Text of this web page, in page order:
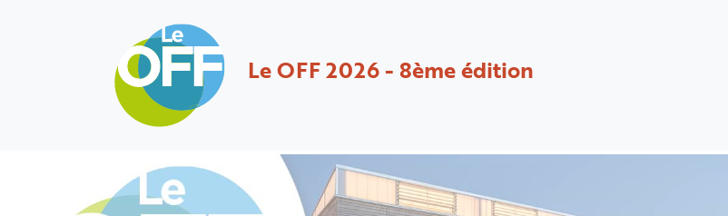
Le OFF 2026 - 8ème édition